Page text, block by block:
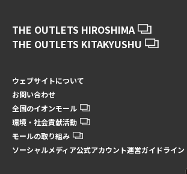
THE OUTLETS HIROSHIMA
THE OUTLETS KITAKYUSHU
ウェブサイトについて
お問い合わせ
全国のイオンモール
環境・社会貢献活動
モールの取り組み
ソーシャルメディア公式アカウント運営ガイドライン